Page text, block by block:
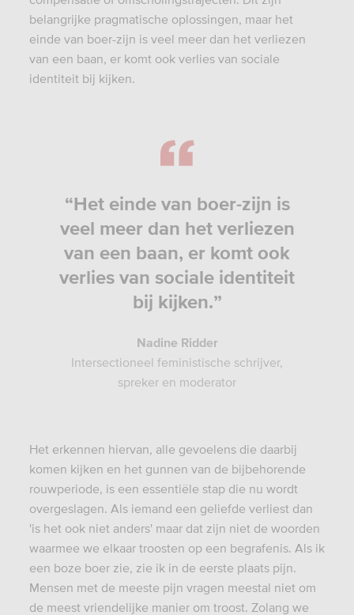
belangrijke pragmatische oplossingen, maar het
einde van boer-zijn is veel meer dan het verliezen
van een baan, er komt ook verlies van sociale
identiteit bij kijken.
“Het einde van boer-zijn is
veel meer dan het verliezen
van een baan, er komt ook
verlies van sociale identiteit
bij kijken.”
Nadine Ridder
Intersectioneel feministische schrijver,
spreker en moderator
Het erkennen hiervan, alle gevoelens die daarbij
komen kijken en het gunnen van de bijbehorende
rouwperiode, is een essentiële stap die nu wordt
overgeslagen. Als iemand een geliefde verliest dan
'is het ook niet anders' maar dat zijn niet de woorden
waarmee we elkaar troosten op een begrafenis. Als ik
een boze boer zie, zie ik in de eerste plaats pijn.
Mensen met de meeste pijn vragen meestal niet om
de meest vriendelijke manier om troost. Zolang we